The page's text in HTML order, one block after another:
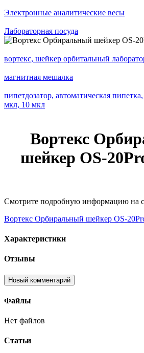
Электронные аналитические весы
Лабораторная посуда
вортекс, шейкер орбитальный
магнитная мешалка
пипетдозатор, автоматическая
мкл, 10 мкл
Вортекс
шейкер OS-
Смотрите подробную информацию на
Вортекс Орбиральный шейкер OS-
Характеристики
Отзывы
Новый комментарий
Файлы
Нет файлов
Статьи